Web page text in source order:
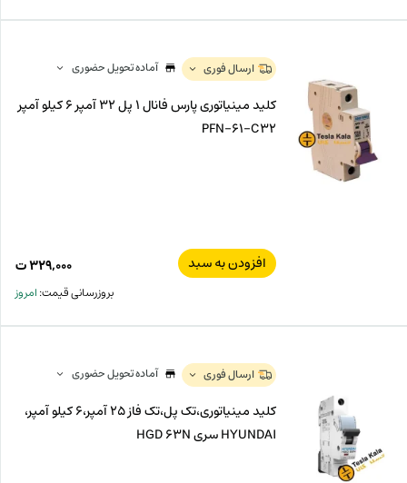
ارسال فوری آماده تحویل حضوری
کلید مینیاتوری پارس فانال 1 پل 32 آمپر 6 کیلو آمپر
PFN-61-C32
افزودن به سبد ۳۲۹,۰۰۰ت
بروزرسانی قیمت:امروز
ارسال فوری آماده تحویل حضوری
کلید مینیاتوری،تک پل،تک فاز 25 آمپر،6 کیلو آمپر،
HYUNDAI سری HGD 63N